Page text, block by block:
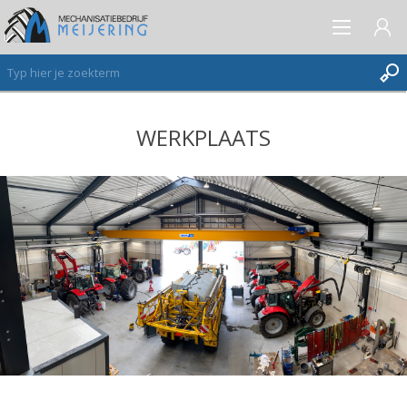
AANMELDEN ALS NIEUWE KLANT
VERLANGLIJST (0)
WERKPLAATS